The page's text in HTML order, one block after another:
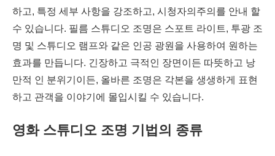
하고, 특정 세부 사항을 강조하고, 시청자의주의를 안내 할
수 있습니다. 필름 스튜디오 조명은 스포트 라이트, 투광 조
명 및 스튜디오 램프와 같은 인공 광원을 사용하여 원하는
효과를 만듭니다. 긴장하고 극적인 장면이든 따뜻하고 낭
만적 인 분위기이든, 올바른 조명은 각본을 생생하게 표현
하고 관객을 이야기에 몰입시킬 수 있습니다.
영화 스튜디오 조명 기법의 종류